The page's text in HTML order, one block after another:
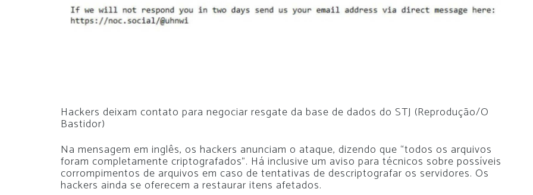
Hackers deixam contato para negociar resgate da base de dados do STJ (Reprodução/O
Bastidor)
Na mensagem em inglês, os hackers anunciam o ataque, dizendo que “todos os arquivos
foram completamente criptografados”. Há inclusive um aviso para técnicos sobre possíveis
corrompimentos de arquivos em caso de tentativas de descriptografar os servidores. Os
hackers ainda se oferecem a restaurar itens afetados.